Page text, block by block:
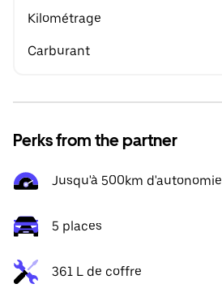
Kilométrage
Carburant
Perks from the partner
Jusqu'à 500km d'autonomie
5 places
361 L de coffre